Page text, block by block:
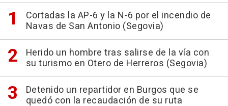
Cortadas la AP-6 y la N-6 por el incendio de
Navas de San Antonio (Segovia)
Herido un hombre tras salirse de la vía con
su turismo en Otero de Herreros (Segovia)
Detenido un repartidor en Burgos que se
quedó con la recaudación de su ruta